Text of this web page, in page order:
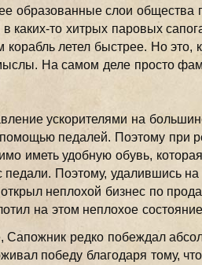
образованные слои общества
в каких-то хитрых паровых
корабль летел быстрее. Но это,
На самом деле просто
ускорителями на
педалей. Поэтому при
иметь удобную обувь,
педали. Поэтому, удалившись
неплохой бизнес по
на этом неплохое
Сапожник редко побеждал
победу благодаря тому,